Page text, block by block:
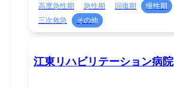
高度急性期 急性期 回復期 慢性期
三次救急
その他
江東リハビリテーション病院